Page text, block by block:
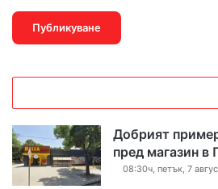
Добрият
пред магазин в
08:30ч, петък, 7